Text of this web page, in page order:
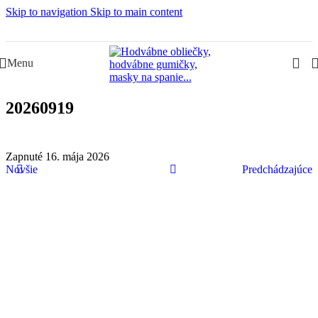
Skip to navigation Skip to main content
Menu
20260919
Zapnuté 16. mája 2026
Novšie
Predchádzajúce